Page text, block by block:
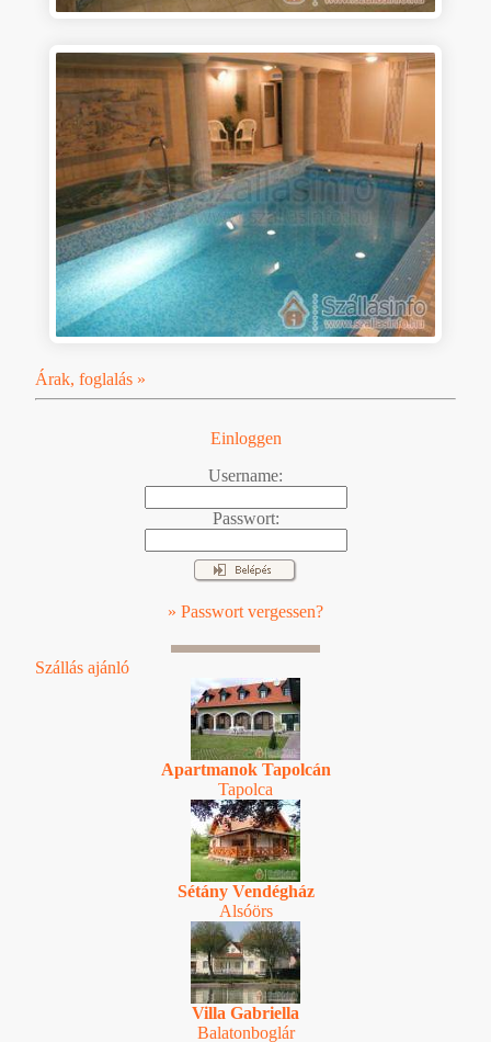
Árak, foglalás »
Einloggen
Username:
Passwort:
» Passwort vergessen?
Szállás ajánló
Apartmanok Tapolcán
Tapolca
Sétány Vendégház
Alsóörs
Villa Gabriella
Balatonboglár